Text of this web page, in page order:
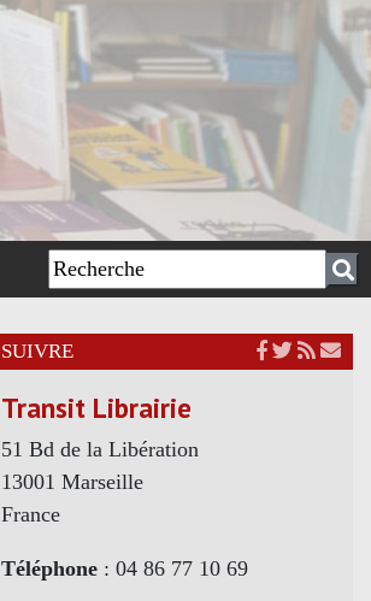
SUIVRE
Transit Librairie
51 Bd de la Libération
13001 Marseille
France
Téléphone: 04 86 77 10 69